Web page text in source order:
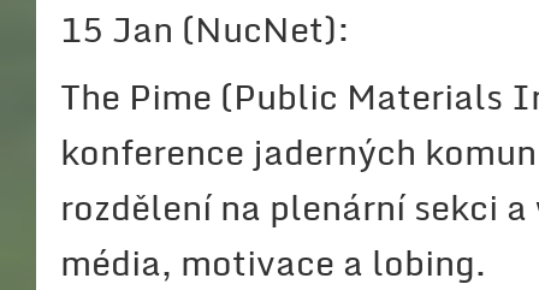
15 Jan (NucNet):
The Pime (Public Materials
konference jaderných
rozdělení na plenární sekci
média, motivace a lobing.